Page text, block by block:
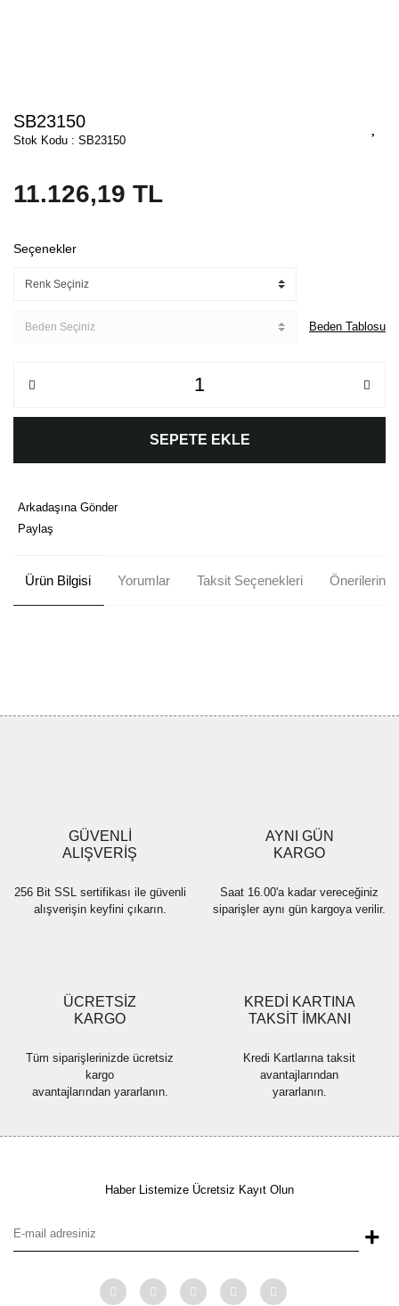
SB23150
Stok Kodu : SB23150
11.126,19 TL
Seçenekler
Beden Tablosu
SEPETE EKLE
Arkadaşına Gönder
Paylaş
Ürün Bilgisi Yorumlar Taksit Seçenekleri Önerileriniz
Ürün fiyatı diğer sitelerden daha pahalı.
Bu ürüne benzer farklı alternatifler olmalı.
GÜVENLİ
ALIŞVERİŞ
256 Bit SSL sertifikası ile güvenli
alışverişin keyfini çıkarın.
AYNI GÜN
KARGO
Saat 16.00'a kadar vereceğiniz
siparişler aynı gün kargoya verilir.
ÜCRETSİZ
KARGO
Tüm siparişlerinizde ücretsiz
kargo
avantajlarından yararlanın.
KREDİ KARTINA
TAKSİT İMKANI
Kredi Kartlarına taksit
avantajlarından
yararlanın.
Haber Listemize Ücretsiz Kayıt Olun
+